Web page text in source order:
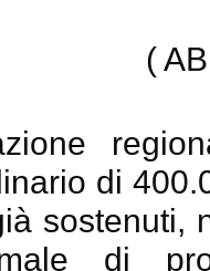
(
di
sostenuti,
di